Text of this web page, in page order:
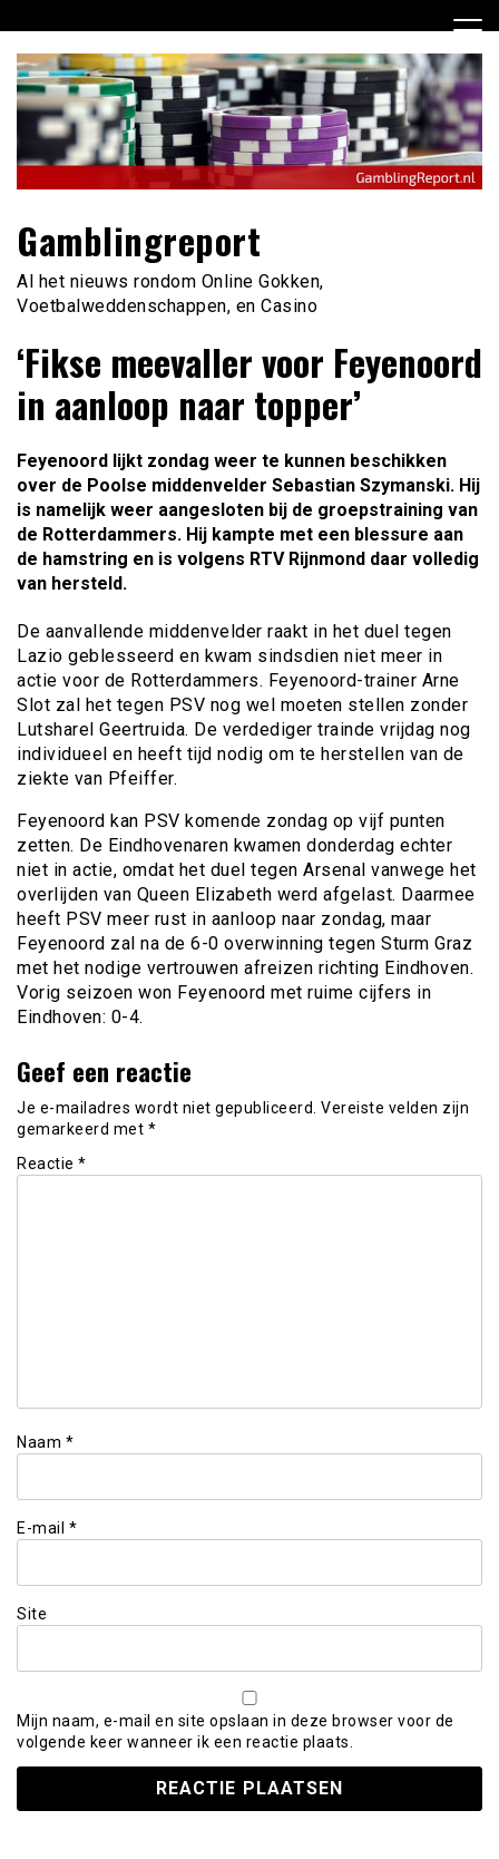
naar
inhoud
Gamblingreport
Al het nieuws rondom Online Gokken,
Voetbalweddenschappen, en Casino
‘Fikse meevaller voor Feyenoord
in aanloop naar topper’
Feyenoord lijkt zondag weer te kunnen beschikken
over de Poolse middenvelder Sebastian Szymanski. Hij
is namelijk weer aangesloten bij de groepstraining van
de Rotterdammers. Hij kampte met een blessure aan
de hamstring en is volgens RTV Rijnmond daar volledig
van hersteld.
De aanvallende middenvelder raakt in het duel tegen
Lazio geblesseerd en kwam sindsdien niet meer in
actie voor de Rotterdammers. Feyenoord-trainer Arne
Slot zal het tegen PSV nog wel moeten stellen zonder
Lutsharel Geertruida. De verdediger trainde vrijdag nog
individueel en heeft tijd nodig om te herstellen van de
ziekte van Pfeiffer.
Feyenoord kan PSV komende zondag op vijf punten
zetten. De Eindhovenaren kwamen donderdag echter
niet in actie, omdat het duel tegen Arsenal vanwege het
overlijden van Queen Elizabeth werd afgelast. Daarmee
heeft PSV meer rust in aanloop naar zondag, maar
Feyenoord zal na de 6-0 overwinning tegen Sturm Graz
met het nodige vertrouwen afreizen richting Eindhoven.
Vorig seizoen won Feyenoord met ruime cijfers in
Eindhoven: 0-4.
Geef een reactie
Je e-mailadres wordt niet gepubliceerd. Vereiste velden zijn
gemarkeerd met *
Reactie *
Naam *
E-mail *
Site
Mijn naam, e-mail en site opslaan in deze browser voor de
volgende keer wanneer ik een reactie plaats.